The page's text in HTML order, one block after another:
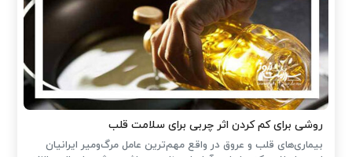
روشی برای کم کردن اثر چربی برای سلامت قلب
بیماری‌های قلب و عروق در واقع مهم‌ترین عامل مرگ‌ومیر ایرانیان